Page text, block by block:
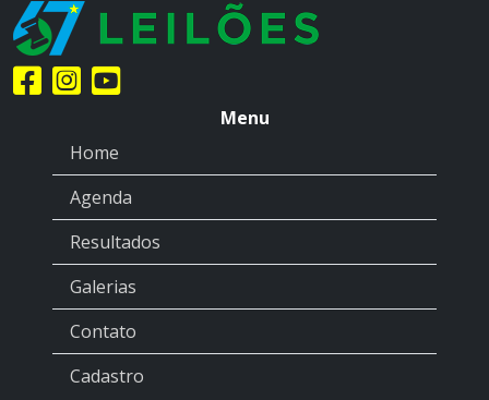
Menu
Home
Agenda
Resultados
Galerias
Contato
Cadastro